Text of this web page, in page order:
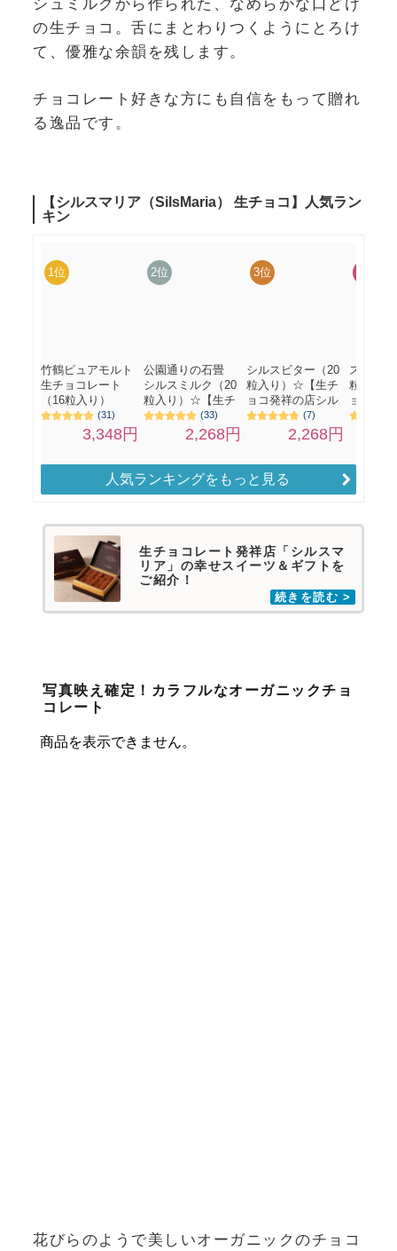
シュミルクから作られた、なめらかな口どけ
の生チョコ。舌にまとわりつくようにとろけ
て、優雅な余韻を残します。
チョコレート好きな方にも自信をもって贈れ
る逸品です。
人気ランキングをもっと見る
生チョコレート発祥店「シルスマ
リア」の幸せスイーツ＆ギフトを
ご紹介！
写真映え確定！カラフルなオーガニックチョ
コレート
花びらのようで美しいオーガニックのチョコ